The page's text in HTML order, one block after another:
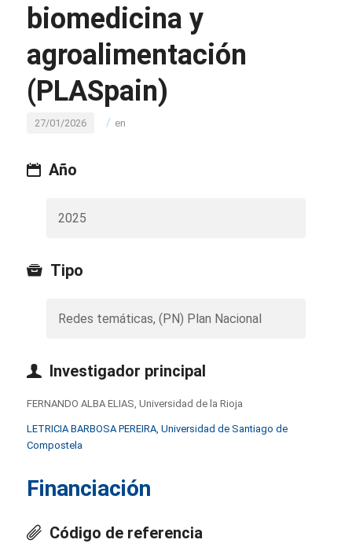
biomedicina y
agroalimentación
(PLASpain)
27/01/2026 / en
Año
2025
Tipo
Redes temáticas, (PN) Plan Nacional
Investigador principal
FERNANDO ALBA ELIAS, Universidad de la Rioja
LETRICIA BARBOSA PEREIRA, Universidad de Santiago de
Compostela
Financiación
Código de referencia